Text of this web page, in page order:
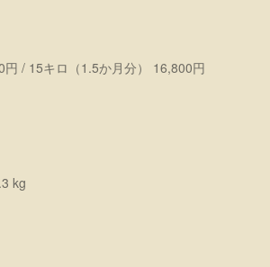
/ 15キロ（1.5か月分） 16,800円
kg